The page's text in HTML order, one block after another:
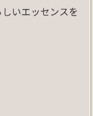
いエッセンスを